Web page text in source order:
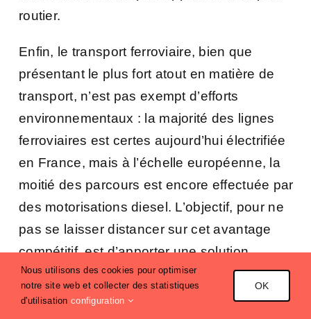
routier.
Enfin, le transport ferroviaire, bien que
présentant le plus fort atout en matière de
transport, n’est pas exempt d’efforts
environnementaux : la majorité des lignes
ferroviaires est certes aujourd’hui électrifiée
en France, mais à l’échelle européenne, la
moitié des parcours est encore effectuée par
des motorisations diesel. L’objectif, pour ne
pas se laisser distancer sur cet avantage
compétitif, est d’apporter une solution
permettant de décarboner l’ensemble de la
circulation. L’alternative ? Le train à
Nous utilisons des cookies pour optimiser
notre site web et collecter des statistiques
d'utilisation configuration
OK